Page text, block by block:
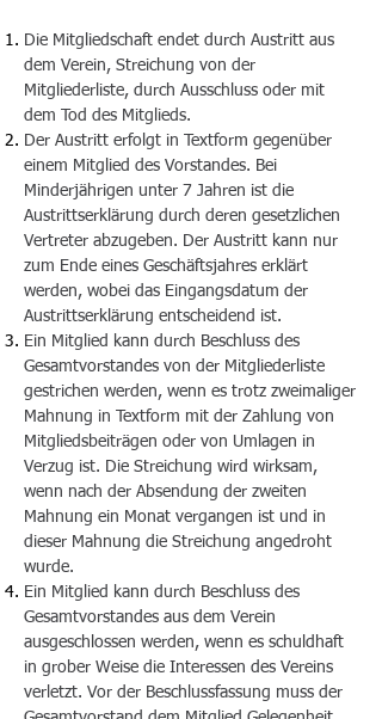
Die Mitgliedschaft endet durch Austritt aus
dem Verein, Streichung von der
Mitgliederliste, durch Ausschluss oder mit
dem Tod des Mitglieds.
Der Austritt erfolgt in Textform gegenüber
einem Mitglied des Vorstandes. Bei
Minderjährigen unter 7 Jahren ist die
Austrittserklärung durch deren gesetzlichen
Vertreter abzugeben. Der Austritt kann nur
zum Ende eines Geschäftsjahres erklärt
werden, wobei das Eingangsdatum der
Austrittserklärung entscheidend ist.
Ein Mitglied kann durch Beschluss des
Gesamtvorstandes von der Mitgliederliste
gestrichen werden, wenn es trotz zweimaliger
Mahnung in Textform mit der Zahlung von
Mitgliedsbeiträgen oder von Umlagen in
Verzug ist. Die Streichung wird wirksam,
wenn nach der Absendung der zweiten
Mahnung ein Monat vergangen ist und in
dieser Mahnung die Streichung angedroht
wurde.
Ein Mitglied kann durch Beschluss des
Gesamtvorstandes aus dem Verein
ausgeschlossen werden, wenn es schuldhaft
in grober Weise die Interessen des Vereins
verletzt. Vor der Beschlussfassung muss der